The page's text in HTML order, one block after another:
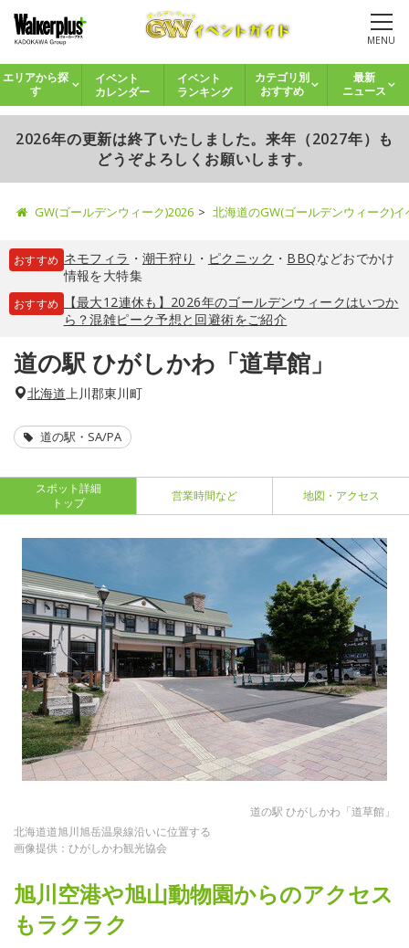
MENU
エリアから探
す
イベント
カレンダー
イベント
ランキング
カテゴリ別
おすすめ
最新
ニュース
2026年の更新は終了いたしました。来年（2027年）も
どうぞよろしくお願いします。
GW(ゴールデンウィーク)2026 北海道のGW(ゴールデンウィーク)
おすすめ ネモフィラ ・ 潮干狩り ・ ピクニック ・ BBQなどおでかけ
情報を大特集
おすすめ
【最大12連休も】2026年のゴールデンウィークはいつか
ら？混雑ピーク予想と回避術をご紹介
道の駅 ひがしかわ「道草館」
北海道上川郡東川町
道の駅・SA/PA
スポット詳細
トップ
営業時間など 地図・アクセス
道の駅 ひがしかわ「道草館」
北海道道旭川旭岳温泉線沿いに位置する
画像提供：ひがしかわ観光協会
旭川空港や旭山動物園からのアクセス
もラクラク